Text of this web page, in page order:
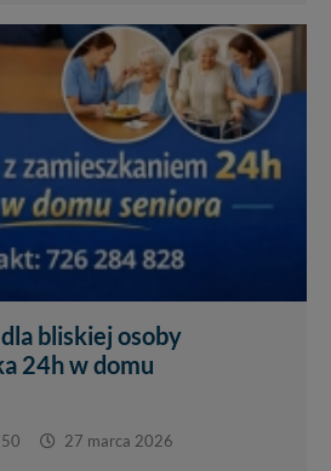
bliskiej osoby
24h w domu
27 marca 2026